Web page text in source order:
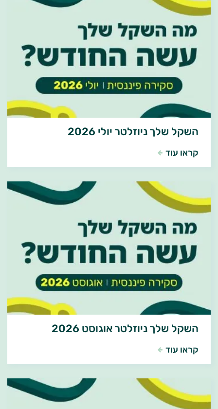
השקל שלך ניוזלטר יולי 2026
קראו עוד
השקל שלך ניוזלטר אוגוסט 2026
קראו עוד